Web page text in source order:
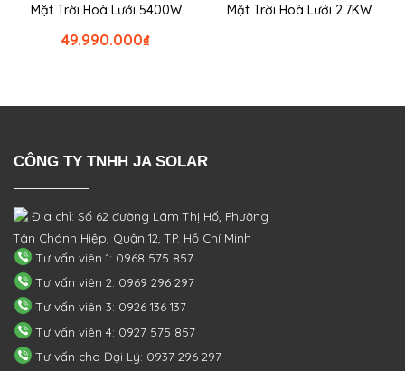
Mặt Trời Hoà Lưới 5400W
₫
49.990.000
Mặt Trời Hoà Lưới 2.7KW
CÔNG TY TNHH JA SOLAR
Địa chỉ: Số 62 đường Lâm Thị Hố, Phường
Tân Chánh Hiệp, Quận 12, TP. Hồ Chí Minh
Tư vấn viên 1: 0968 575 857
Tư vấn viên 2: 0969 296 297
Tư vấn viên 3: 0926 136 137
Tư vấn viên 4: 0927 575 857
Tư vấn cho Đại Lý: 0937 296 297